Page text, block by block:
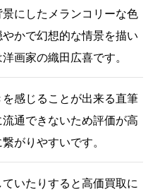
にしたメランコリーな色
かで幻想的な情景を描い
画家の織田広喜です。
感じることが出来る直筆
通できないため評価が高
がりやすいです。
いたりすると高価買取に